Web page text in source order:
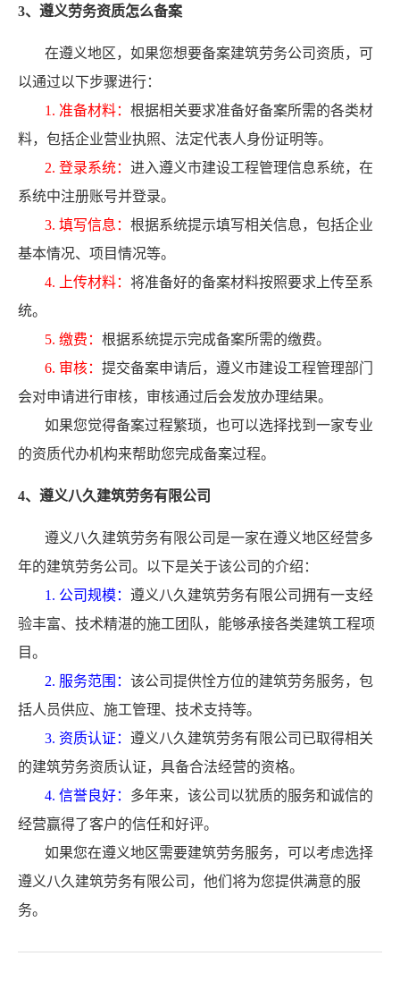
3、遵义劳务资质怎么备案
在遵义地区，如果您想要备案建筑劳务公司资质，可
以通过以下步骤进行：
1. 准备材料： 根据相关要求准备好备案所需的各类材
料，包括企业营业执照、法定代表人身份证明等。
2. 登录系统： 进入遵义市建设工程管理信息系统，在
系统中注册账号并登录。
3. 填写信息： 根据系统提示填写相关信息，包括企业
基本情况、项目情况等。
4. 上传材料： 将准备好的备案材料按照要求上传至系
统。
5. 缴费： 根据系统提示完成备案所需的缴费。
6. 审核： 提交备案申请后，遵义市建设工程管理部门
会对申请进行审核，审核通过后会发放办理结果。
如果您觉得备案过程繁琐，也可以选择找到一家专业
的资质代办机构来帮助您完成备案过程。
4、遵义八久建筑劳务有限公司
遵义八久建筑劳务有限公司是一家在遵义地区经营多
年的建筑劳务公司。以下是关于该公司的介绍：
1. 公司规模： 遵义八久建筑劳务有限公司拥有一支经
验丰富、技术精湛的施工团队，能够承接各类建筑工程项
目。
2. 服务范围： 该公司提供恮方位的建筑劳务服务，包
括人员供应、施工管理、技术支持等。
3. 资质认证： 遵义八久建筑劳务有限公司已取得相关
的建筑劳务资质认证，具备合法经营的资格。
4. 信誉良好： 多年来，该公司以犹质的服务和诚信的
经营赢得了客户的信任和好评。
如果您在遵义地区需要建筑劳务服务，可以考虑选择
遵义八久建筑劳务有限公司，他们将为您提供满意的服
务。